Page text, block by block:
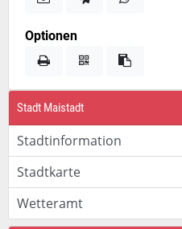
Optionen
Stadt Maistadt
Stadtinformation
Stadtkarte
Wetteramt